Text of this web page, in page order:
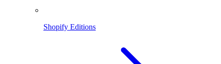
Shopify Editions